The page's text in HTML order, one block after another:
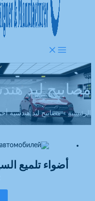
مصابيح ليد
الرئيسية مصابيح ليد هندسية